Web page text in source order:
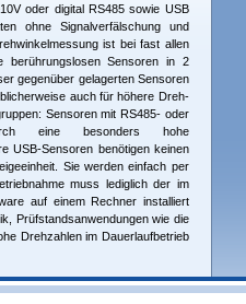
oder digital RS485 sowie USB
ohne Signalverfälschung und
ist bei fast allen
berührungslosen Sensoren in 2
gegenüber gelagerten Sensoren
auch für höhere Dreh­
Sen­so­ren mit RS485- oder
eine besonders hohe
USB-Sensoren benötigen keinen
Sie werden einfach per
muss lediglich der im
auf einem Rechner installiert
Prüfstandsanwendungen wie die
Drehzahlen im Dau­er­laufbetrieb